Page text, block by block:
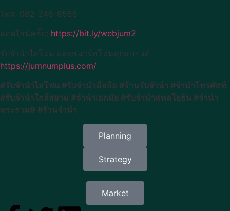
โทร. 082-246-9555
แอดไลน์คลิ๊ก: https://bit.ly/webjum2
รับจำนำไอโฟน และสมาร์ทโฟนทุกแบรนด์
https://jumnumplus.com/
#รับจำนำไอโฟน #รับจำนำมือถือ #ร้านรับจำนำ #จำนำโทรศัพท์
#รับจำนำใกล้สยาม #จำนำเอกมัย #รับจำนำพหลโยธิน #จำนำ
พระราม9 #ร้านจำนำ
Planning
Strategy
Market